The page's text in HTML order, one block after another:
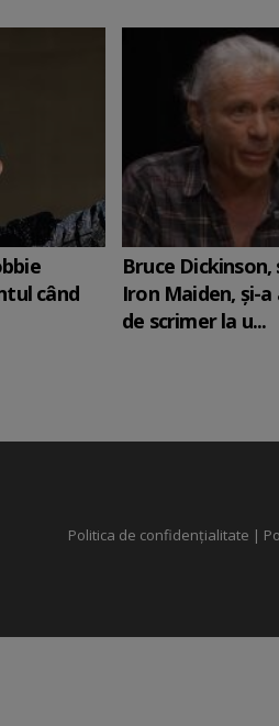
când
Bruce
Iron Maiden, şi-
de scrimer la u...
Politica de confidențialitate |